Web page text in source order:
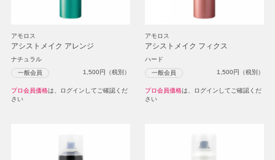
アモロス
アシストメイク アレンジ
ナチュラル
一般会員 1,500円（税別）
プロ会員価格は、ログインしてご確認くだ
さい
アモロス
アシストメイク フィクス
ハード
一般会員 1,500円（税別）
プロ会員価格は、ログインしてご確認くだ
さい